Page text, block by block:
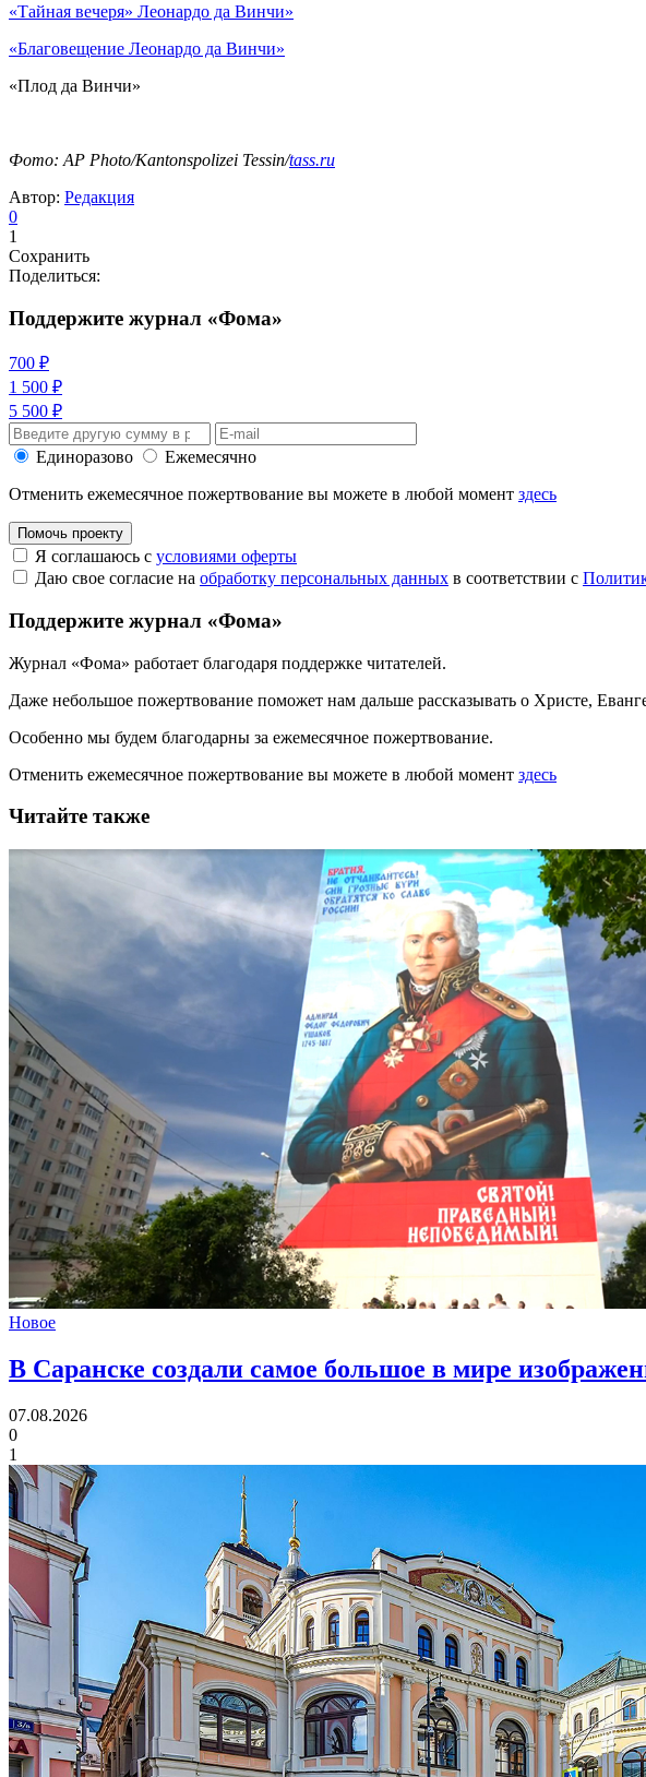
«Тайная вечеря» Леонардо да Винчи»
«Благовещение Леонардо да Винчи»
«Плод да Винчи»
Фото: AP Photo/Kantonspolizei Tessin/tass.ru
Автор: Редакция
0
1
Сохранить
Поделиться:
Поддержите журнал «Фома»
700 ₽
1 500 ₽
5 500 ₽
Единоразово
Ежемесячно
Отменить ежемесячное пожертвование вы можете в любой момент здесь
Помочь проекту
Я соглашаюсь с условиями оферты
Даю свое согласие на обработку персональных данных в соответствии с
Поддержите журнал «Фома»
Журнал «Фома» работает благодаря поддержке читателей.
Даже небольшое пожертвование поможет нам дальше рассказывать о Христе,
Особенно мы будем благодарны за ежемесячное пожертвование.
Отменить ежемесячное пожертвование вы можете в любой момент здесь
Читайте также
Новое
В Саранске создали самое большое в мире
07.08.2026
0
1